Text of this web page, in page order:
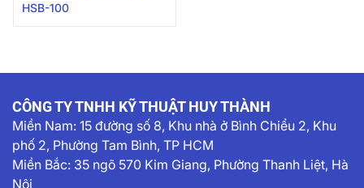
HSB-100
CÔNG TY TNHH KỸ THUẬT HUY THÀNH
Miền Nam: 15 đường số 8, Khu nhà ở Bình Chiểu 2, Khu
phố 2, Phường Tam Bình, TP HCM
Miền Bắc: 35 ngõ 570 Kim Giang, Phường Thanh Liệt, Hà
Nội